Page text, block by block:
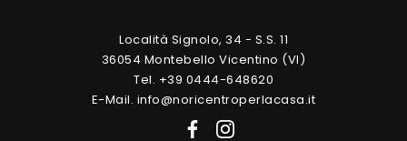
Località Signolo, 34 - S.S. 11
36054 Montebello Vicentino (VI)
Tel. +39 0444-648620
E-Mail. info@noricentroperlacasa.it